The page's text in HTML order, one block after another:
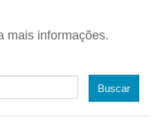
mais informações.
Buscar